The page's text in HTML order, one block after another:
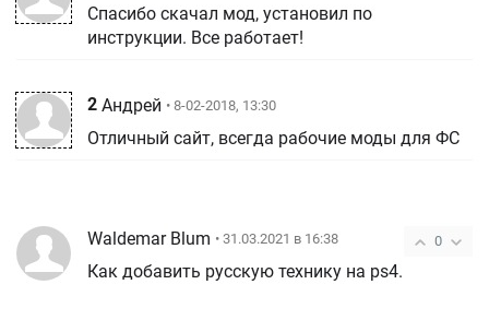
Спасибо скачал мод, установил по
инструкции. Все работает!
2 Андрей • 8-02-2018, 13:30
Отличный сайт, всегда рабочие моды для ФС
0
Waldemar Blum • 31.03.2021 в 16:38
Как добавить русскую технику на ps4.